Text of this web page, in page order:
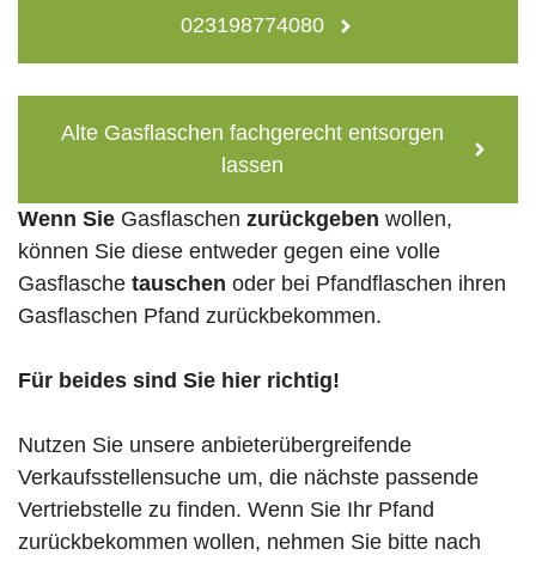
023198774080
Alte Gasflaschen fachgerecht entsorgen
lassen
Wenn Sie Gasflaschen zurückgeben wollen,
können Sie diese entweder gegen eine volle
Gasflasche tauschen oder bei Pfandflaschen ihren
Gasflaschen Pfand zurückbekommen.
Für beides sind Sie hier richtig!
Nutzen Sie unsere anbieterübergreifende
Verkaufsstellensuche um, die nächste passende
Vertriebstelle zu finden. Wenn Sie Ihr Pfand
zurückbekommen wollen, nehmen Sie bitte nach